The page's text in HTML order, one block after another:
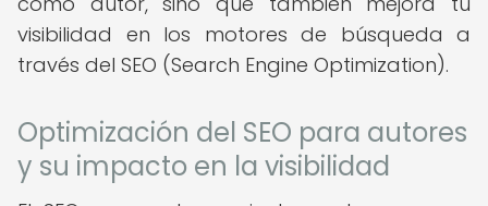
visibilidad en los motores de búsqueda a
través del SEO (Search Engine Optimization).
Optimización del SEO para autores
y su impacto en la visibilidad